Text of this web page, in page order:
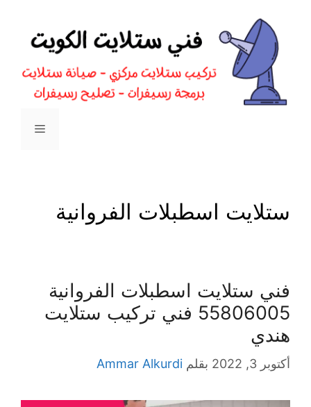
المحتوى
القائمة
ستلايت اسطبلات الفروانية
فني ستلايت اسطبلات الفروانية
55806005 فني تركيب ستلايت
هندي
أكتوبر 3, 2022 بقلم Ammar Alkurdi